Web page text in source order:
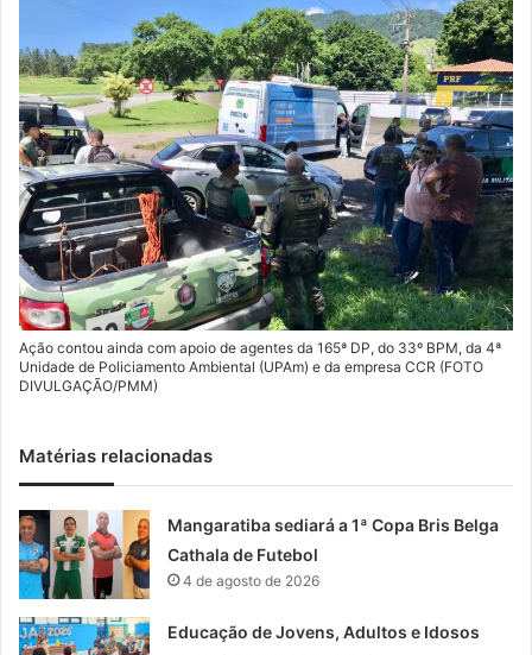
Ação contou ainda com apoio de agentes da 165ª DP, do 33º BPM, da 4ª
Unidade de Policiamento Ambiental (UPAm) e da empresa CCR (FOTO
DIVULGAÇÃO/PMM)
Matérias relacionadas
Mangaratiba sediará a 1ª Copa Bris Belga
Cathala de Futebol
4 de agosto de 2026
Educação de Jovens, Adultos e Idosos